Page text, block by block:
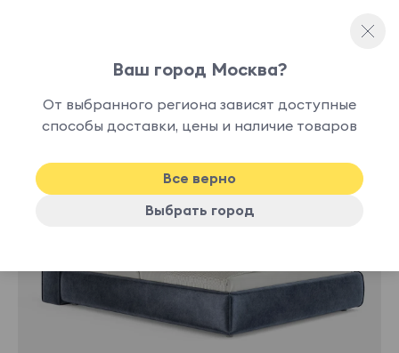
наличии
Ваш город Москва?
От выбранного региона зависят доступные
способы доставки, цены и наличие товаров
Все верно
Выбрать город